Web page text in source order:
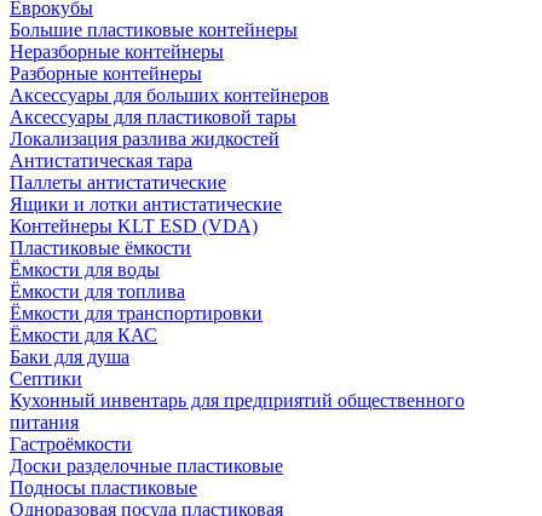
Еврокубы
Большие пластиковые контейнеры
Неразборные контейнеры
Разборные контейнеры
Аксессуары для больших контейнеров
Аксессуары для пластиковой тары
Локализация разлива жидкостей
Антистатическая тара
Паллеты антистатические
Ящики и лотки антистатические
Контейнеры KLT ESD (VDA)
Пластиковые ёмкости
Ёмкости для воды
Ёмкости для топлива
Ёмкости для транспортировки
Ёмкости для КАС
Баки для душа
Септики
Кухонный инвентарь для предприятий общественного
питания
Гастроёмкости
Доски разделочные пластиковые
Подносы пластиковые
Одноразовая посуда пластиковая